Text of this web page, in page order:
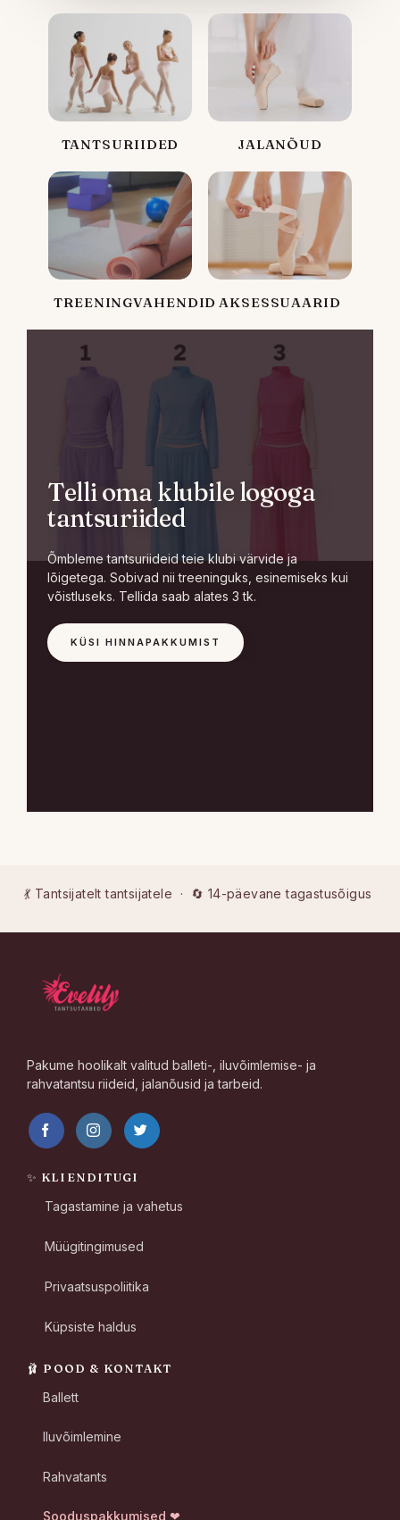
TANTSURIIDED JALANÕUD
TREENINGVAHENDID AKSESSUAARID
Telli oma klubile logoga
tantsuriided
Õmbleme tantsuriideid teie klubi värvide ja
lõigetega. Sobivad nii treeninguks, esinemiseks kui
võistluseks. Tellida saab alates 3 tk.
KÜSI HINNAPAKKUMIST
💃 Tantsijatelt tantsijatele · 🔄 14-päevane tagastusõigus
Pakume hoolikalt valitud balleti-, iluvõimlemise- ja
rahvatantsu riideid, jalanõusid ja tarbeid.
✨ KLIENDITUGI
Tagastamine ja vahetus
Müügitingimused
Privaatsuspoliitika
Küpsiste haldus
🩰 POOD & KONTAKT
Ballett
Iluvõimlemine
Rahvatants
Sooduspakkumised ❤